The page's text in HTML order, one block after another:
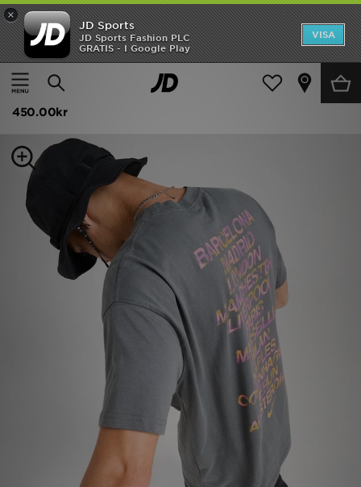
×
JD Sports
JD Sports Fashion PLC
GRATIS - I Google Play
VISA
Hem
Herr Herrkläder T-Shirts och Linnen
Nike Tour T-Shirt
450.00kr
Hem
Rea
Dam
Barn
Varumärken
Ladda ner appen
Mina meddelanden